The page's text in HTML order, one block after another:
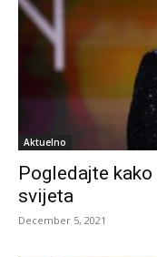
Aktuelno
Pogledajte
svijeta
December 5, 2021